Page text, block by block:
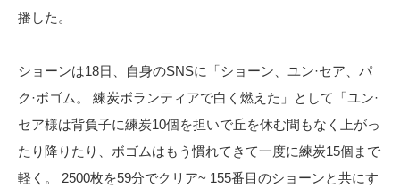
播した。
ショーンは18日、自身のSNSに「ショーン、ユン·セア、パ
ク·ボゴム。 練炭ボランティアで白く燃えた」として「ユン·
セア様は背負子に練炭10個を担いで丘を休む間もなく上がっ
たり降りたり、ボゴムはもう慣れてきて一度に練炭15個まで
軽く。 2500枚を59分でクリア~ 155番目のショーンと共にす